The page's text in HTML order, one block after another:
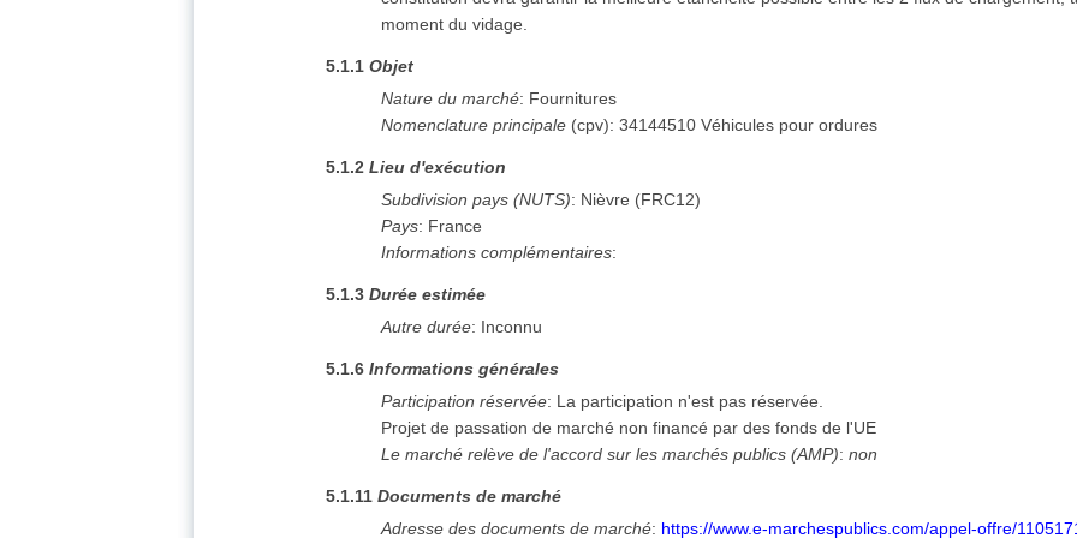
moment du vidage.
5.1.1Objet
Nature du marché: Fournitures
Nomenclature principale (cpv):34144510 Véhicules pour ordures
5.1.2Lieu d'exécution
Subdivision pays (NUTS): Nièvre (FRC12)
Pays: France
Informations complémentaires:
5.1.3Durée estimée
Autre durée: Inconnu
5.1.6Informations générales
Participation réservée: La participation n'est pas réservée.
Projet de passation de marché non financé par des fonds de l'UE
Le marché relève de l'accord sur les marchés publics (AMP):non
5.1.11Documents de marché
Adresse des documents de marché: https://www.e-marchespublics.com/appel-offre/